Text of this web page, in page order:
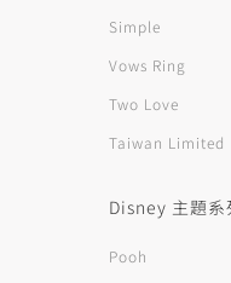
Simple
Vows Ring
Two Love
Taiwan Limited
Disney 主題系
Pooh